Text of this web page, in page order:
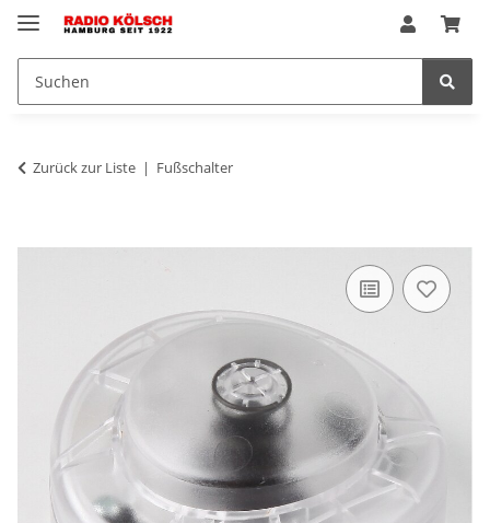
Zurück zur Liste Fußschalter